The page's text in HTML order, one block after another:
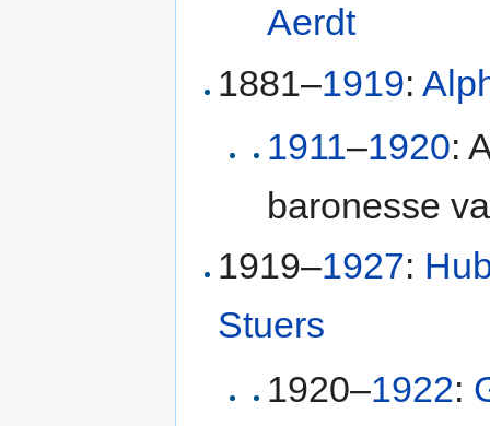
Aerdt
1881–1919:
1911–1920:
baronesse
1919–1927:
Stuers
1920–1922: